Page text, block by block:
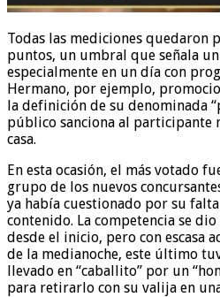
Todas las mediciones quedaron
puntos, un umbral que señala
especialmente en un día con
Hermano, por ejemplo,
la definición de su denominada
público sanciona al participante
casa.
En esta ocasión, el más votado
grupo de los nuevos
ya había cuestionado por su
contenido. La competencia se
desde el inicio, pero con escasa
de la medianoche, este último
llevado en “caballito” por un
para retirarlo con su valija en